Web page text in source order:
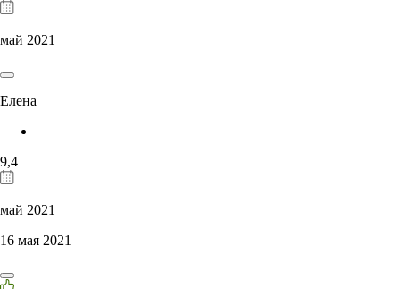
май 2021
Елена
9,4
май 2021
16 мая 2021